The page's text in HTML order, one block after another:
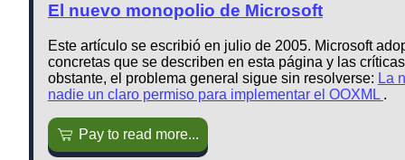
El nuevo monopolio de Microsoft
Este artículo se escribió en julio de 2005. Microsoft
concretas que se describen en esta página y las
obstante, el problema general sigue sin resolverse: La
nadie un claro permiso para implementar el OOXML .
Pay to read more...